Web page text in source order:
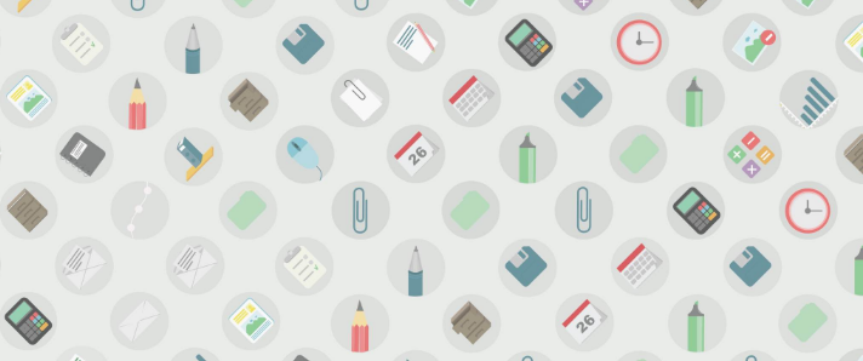
Gerencie processos seletivos de
forma inteligente.